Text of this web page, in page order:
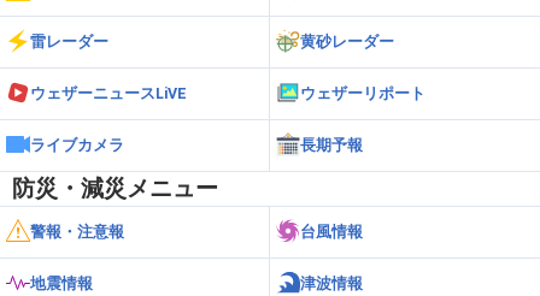
雷レーダー 黄砂レーダー
ウェザーニュースLiVE ウェザーリポート
ライブカメラ 長期予報
防災・減災メニュー
警報・注意報 台風情報
地震情報 津波情報